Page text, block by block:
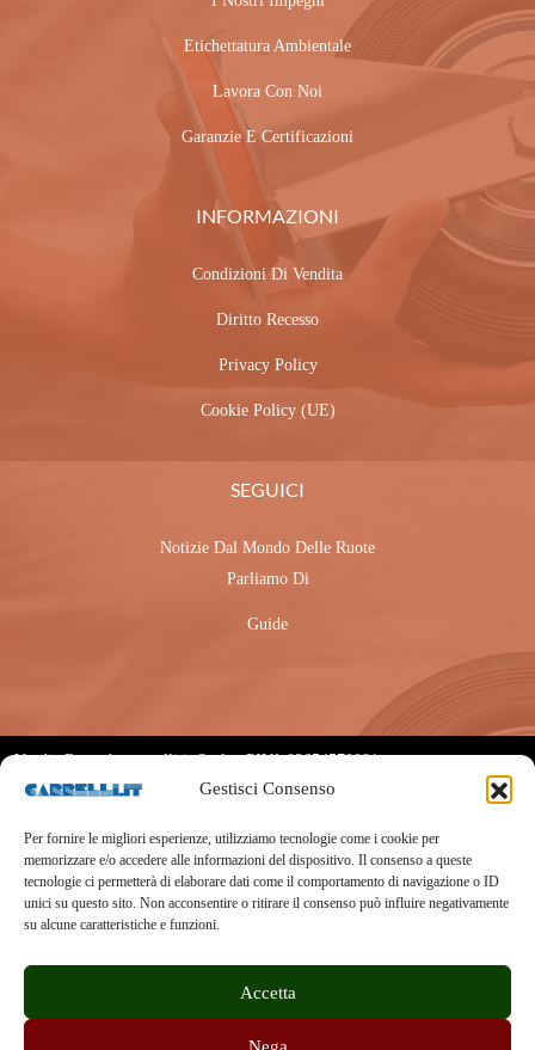
Gestisci Consenso
Per fornire le migliori esperienze, utilizziamo tecnologie come i cookie per
memorizzare e/o accedere alle informazioni del dispositivo. Il consenso a queste
tecnologie ci permetterà di elaborare dati come il comportamento di navigazione o ID
unici su questo sito. Non acconsentire o ritirare il consenso può influire negativamente
su alcune caratteristiche e funzioni.
Accetta
Nega
SEGUICI
Notizie Dal Mondo Delle Ruote
Parliamo Di
VenditaRuote by carrelli.it S.r.l. - PIVA 02654570981